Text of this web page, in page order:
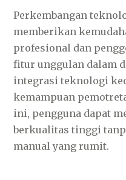
Perkembangan
memberikan
profesional dan
fitur unggulan dalam
integrasi teknologi
kemampuan
ini, pengguna dapat
berkualitas tinggi
manual yang rumit.